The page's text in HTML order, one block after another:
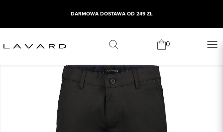
DARMOWA DOSTAWA OD 249 ZŁ
0